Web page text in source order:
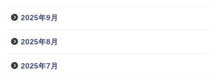
2025年9月
2025年8月
2025年7月